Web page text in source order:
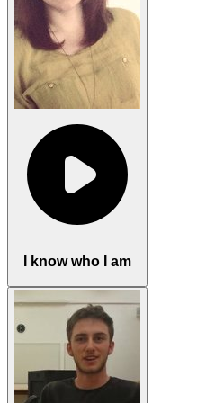
I know who I am